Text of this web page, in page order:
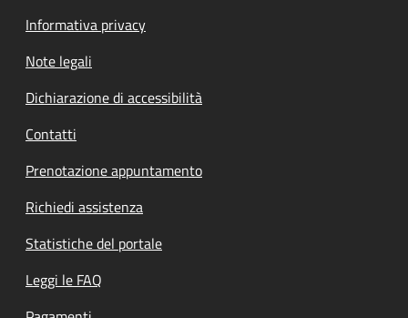
Informativa privacy
Note legali
Dichiarazione di accessibilità
Contatti
Prenotazione appuntamento
Richiedi assistenza
Statistiche del portale
Leggi le FAQ